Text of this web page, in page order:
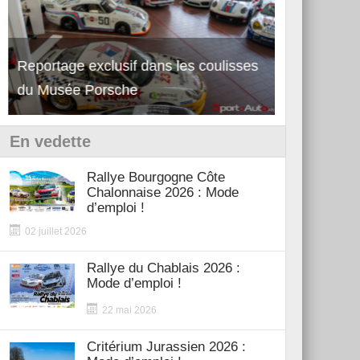
Reportage exclusif dans les coulisses
du Musée Porsche
Découverte de la nouvelle Ferrari
12Cilindri Manuale
En vedette
Rallye Bourgogne Côte
Chalonnaise 2026 : Mode
d’emploi !
02 juillet 2026
Rallye du Chablais 2026 :
Mode d’emploi !
22 mai 2026
Critérium Jurassien 2026 :